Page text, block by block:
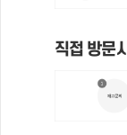
직접 방문